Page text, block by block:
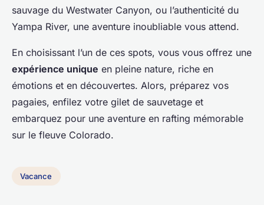
sauvage du Westwater Canyon, ou l’authenticité du
Yampa River, une aventure inoubliable vous attend.
En choisissant l’un de ces spots, vous vous offrez une
expérience unique en pleine nature, riche en
émotions et en découvertes. Alors, préparez vos
pagaies, enfilez votre gilet de sauvetage et
embarquez pour une aventure en rafting mémorable
sur le fleuve Colorado.
Vacance